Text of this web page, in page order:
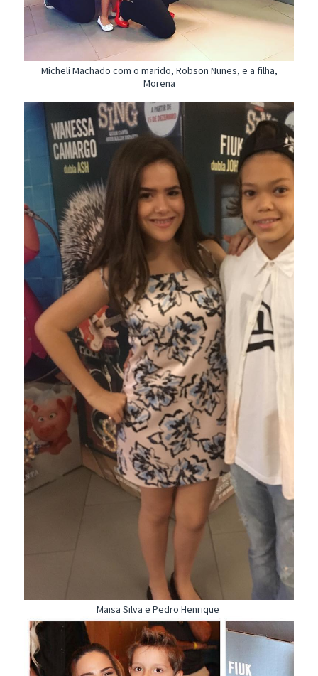
Micheli Machado com o marido, Robson Nunes, e a filha,
Morena
Maisa Silva e Pedro Henrique